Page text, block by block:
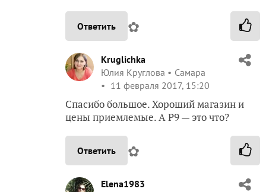
Ответить ✿
Kruglichka
Юлия Круглова
Самара
11 февраля 2017, 15:20
Спасибо большое. Хороший магазин и
цены приемлемые. А Р9 — это что?
Ответить ✿
Elena1983